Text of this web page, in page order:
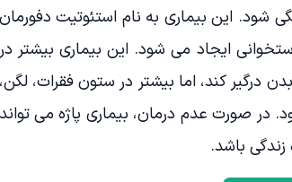
شود. این بیماری به نام استئوتیت
ایجاد می شود. این بیماری بیشتر
درگیر کند، اما بیشتر در ستون فقرات،
در صورت عدم درمان، بیماری پاژه می
باشد.